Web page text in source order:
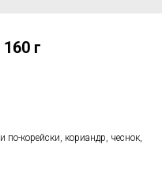
г
корейски, кориандр, чеснок,